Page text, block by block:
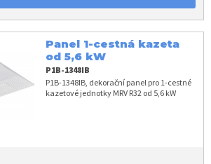
Panel 1-cestná kazeta
od 5,6 kW
P1B-1348IB
P1B-1348IB, dekorační panel pro 1-cestné
kazetové jednotky MRV R32 od 5,6 kW